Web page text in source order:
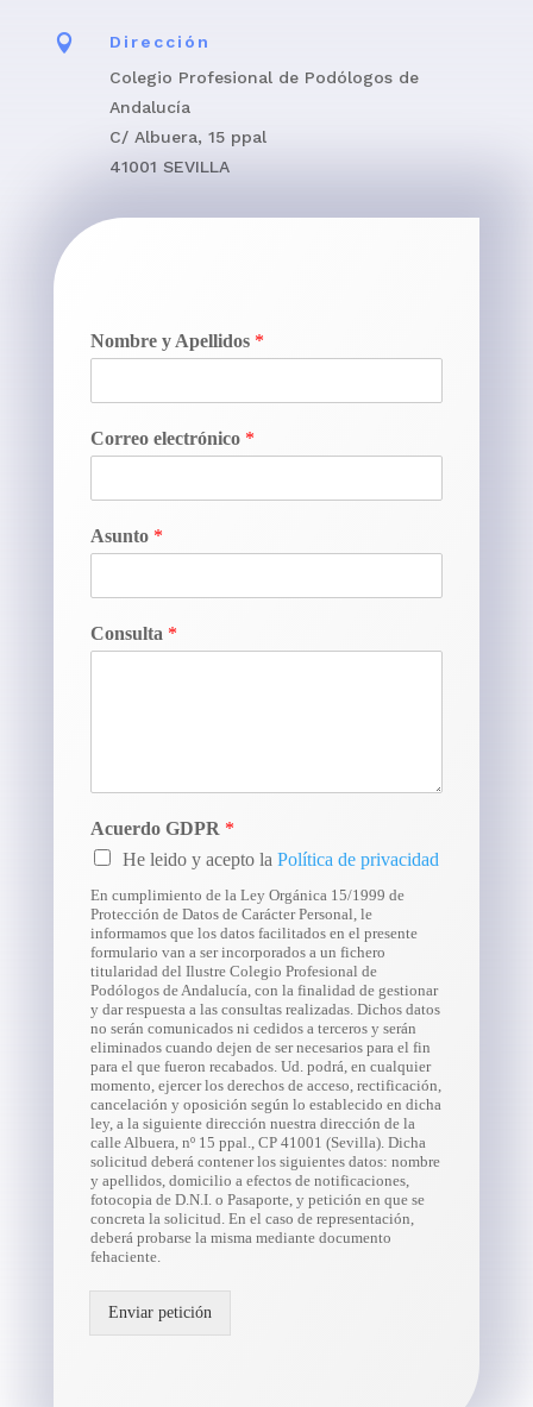

Dirección
Colegio Profesional de Podólogos de
Andalucía
C/ Albuera, 15 ppal
41001 SEVILLA
Nombre y Apellidos *
Correo electrónico *
Asunto *
Consulta *
Acuerdo GDPR *
He leido y acepto la Política de privacidad
En cumplimiento de la Ley Orgánica 15/1999 de
Protección de Datos de Carácter Personal, le
informamos que los datos facilitados en el presente
formulario van a ser incorporados a un fichero
titularidad del Ilustre Colegio Profesional de
Podólogos de Andalucía, con la finalidad de gestionar
y dar respuesta a las consultas realizadas. Dichos datos
no serán comunicados ni cedidos a terceros y serán
eliminados cuando dejen de ser necesarios para el fin
para el que fueron recabados. Ud. podrá, en cualquier
momento, ejercer los derechos de acceso, rectificación,
cancelación y oposición según lo establecido en dicha
ley, a la siguiente dirección nuestra dirección de la
calle Albuera, nº 15 ppal., CP 41001 (Sevilla). Dicha
solicitud deberá contener los siguientes datos: nombre
y apellidos, domicilio a efectos de notificaciones,
fotocopia de D.N.I. o Pasaporte, y petición en que se
concreta la solicitud. En el caso de representación,
deberá probarse la misma mediante documento
fehaciente.
Enviar petición